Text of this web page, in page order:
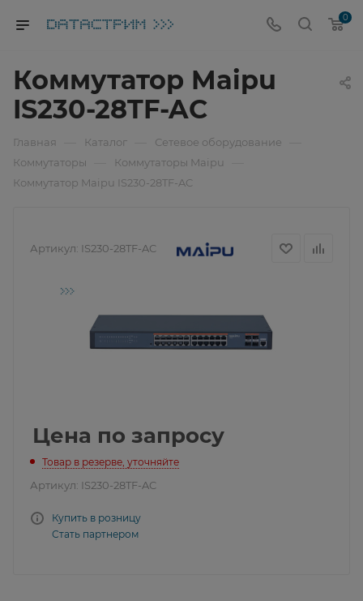
0
Коммутатор Maipu
IS230-28TF-AC
Главная Каталог Сетевое оборудование
Коммутаторы Коммутаторы Maipu
Коммутатор Maipu IS230-28TF-AC
Артикул: IS230-28TF-AC
Цена по запросу
Товар в резерве, уточняйте
Артикул: IS230-28TF-AC
Купить в розницу
Стать партнером